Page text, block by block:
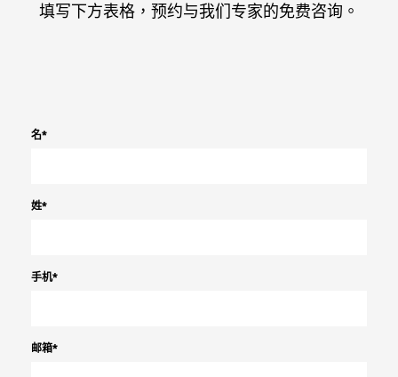
填写下方表格，预约与我们专家的免费咨询。
名*
姓*
手机*
邮箱*